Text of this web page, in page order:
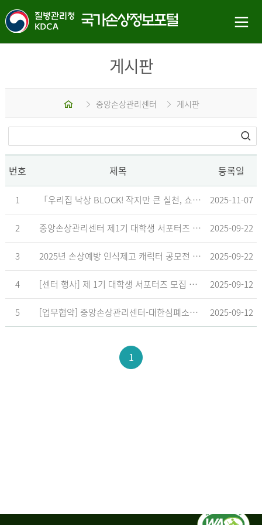
게시판
중앙손상관리센터 게시판
번호 제목 등록일
1 「우리집 낙상 BLOCK! 작지만 큰 실천, 쇼츠 챌린지」 수상작 발표 2025-11-07
2 중앙손상관리센터 제1기 대학생 서포터즈 합격자 발표 2025-09-22
3 2025년 손상예방 인식제고 캐릭터 공모전 결과발표 지연 안내 2025-09-22
4 [센터 행사] 제 1기 대학생 서포터즈 모집 공고 2025-09-12
5 [업무협약] 중앙손상관리센터-대한심폐소생협회, 학교현장 CPR 교육 확대 위한 업무협약 체결 2025-09-12
1